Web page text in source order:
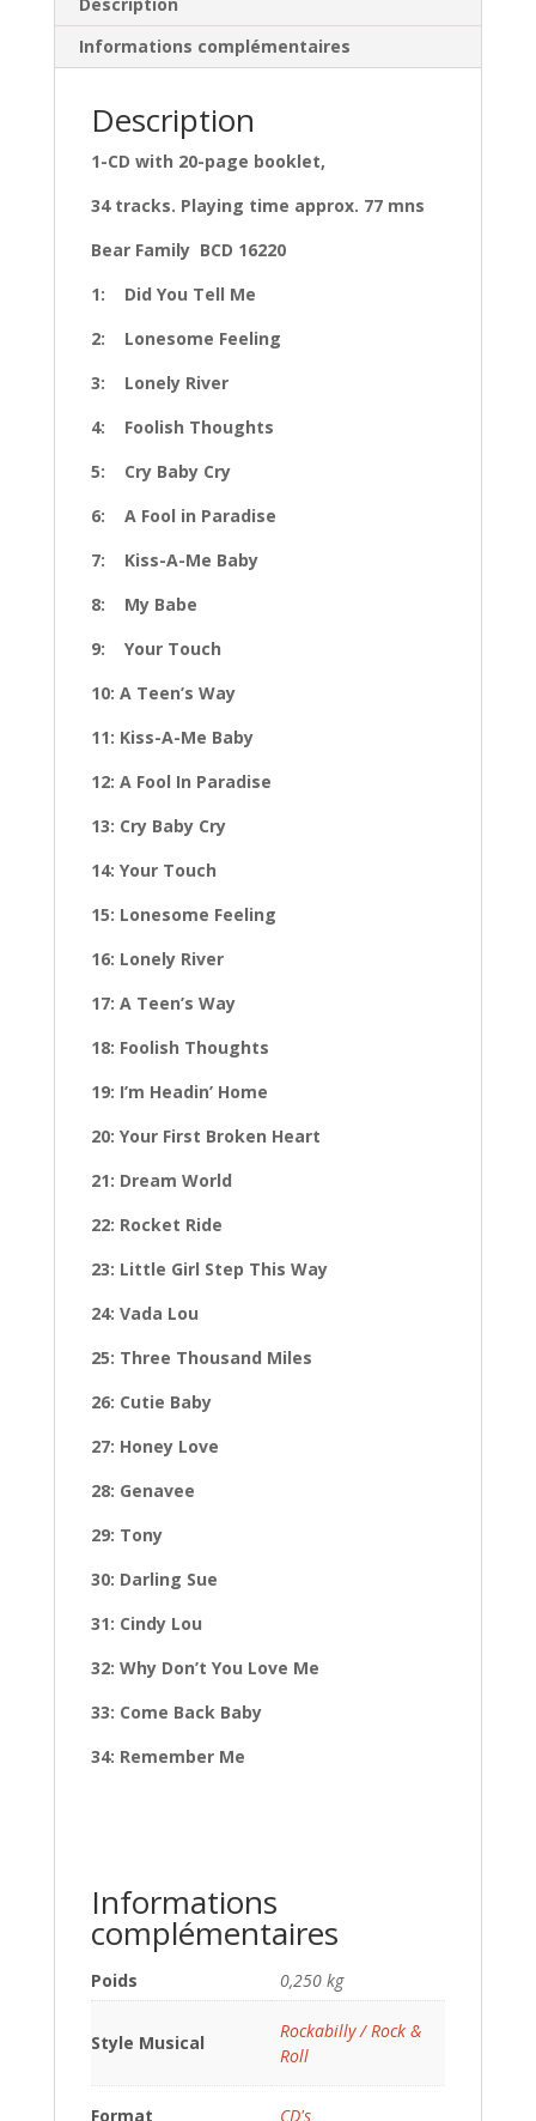
Informations complémentaires
Description
1-CD with 20-page booklet,
34 tracks. Playing time approx. 77 mns
Bear Family BCD 16220
1: Did You Tell Me
2: Lonesome Feeling
3: Lonely River
4: Foolish Thoughts
5: Cry Baby Cry
6: A Fool in Paradise
7: Kiss-A-Me Baby
8: My Babe
9: Your Touch
10: A Teen’s Way
11: Kiss-A-Me Baby
12: A Fool In Paradise
13: Cry Baby Cry
14: Your Touch
15: Lonesome Feeling
16: Lonely River
17: A Teen’s Way
18: Foolish Thoughts
19: I’m Headin’ Home
20: Your First Broken Heart
21: Dream World
22: Rocket Ride
23: Little Girl Step This Way
24: Vada Lou
25: Three Thousand Miles
26: Cutie Baby
27: Honey Love
28: Genavee
29: Tony
30: Darling Sue
31: Cindy Lou
32: Why Don’t You Love Me
33: Come Back Baby
34: Remember Me
Informations
complémentaires
Poids 0,250 kg
Style Musical
Rockabilly / Rock &
Roll
Format CD's